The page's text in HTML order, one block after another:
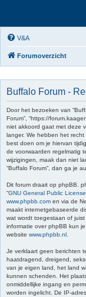
V&A
Forumoverzicht
Buffalo Forum -
Door het bezoeken van
Forum”, “https://
niet akkoord gaat met deze
langer. We hebben het
best doen om je hiervan
de voorwaarden regelmatig
wijzigingen, maak dan niet
“Buffalo Forum”, dan ga je
Dit forum draait op phpBB.
“GNU General Public
www.phpbb.com en via de
maakt internetgebaseerde
wat wordt toegestaan of
informatie over phpBB kun
website www.phpbb.nl
Je verklaart geen berichten
haatdragend, dreigend,
van je eigen land, het land
kunnen schenden. Het
onmiddellijke ingang en
worden ingelicht. De IP-